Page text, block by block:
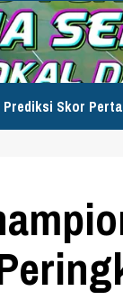
Prediksi Skor